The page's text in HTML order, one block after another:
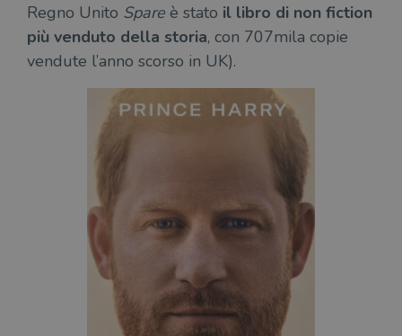
Regno Unito Spare è stato il libro di non fiction
più venduto della storia, con 707mila copie
vendute l’anno scorso in UK).